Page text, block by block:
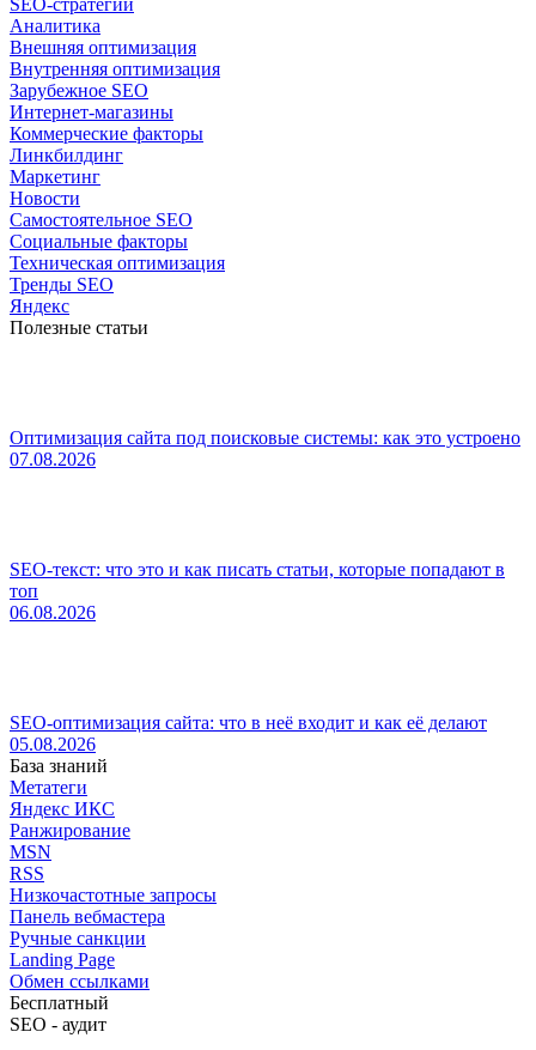
SEO-стратегии
Аналитика
Внешняя оптимизация
Внутренняя оптимизация
Зарубежное SEO
Интернет-магазины
Коммерческие факторы
Линкбилдинг
Маркетинг
Новости
Самостоятельное SEO
Социальные факторы
Техническая оптимизация
Тренды SEO
Яндекс
Полезные статьи
Оптимизация сайта под поисковые системы: как это устроено
07.08.2026
SEO-текст: что это и как писать статьи, которые попадают в
топ
06.08.2026
SEO-оптимизация сайта: что в неё входит и как её делают
05.08.2026
База знаний
Метатеги
Яндекс ИКС
Ранжирование
MSN
RSS
Низкочастотные запросы
Панель вебмастера
Ручные санкции
Landing Page
Обмен ссылками
Бесплатный
SEO - аудит